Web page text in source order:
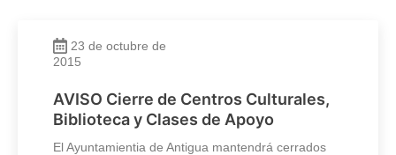
23 de octubre de
2015
AVISO Cierre de Centros Culturales,
Biblioteca y Clases de Apoyo
El Ayuntamientia de Antigua mantendrá cerrados